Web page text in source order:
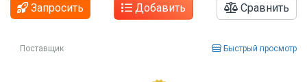
Запросить Добавить Сравнить
Поставщик Быстрый просмотр